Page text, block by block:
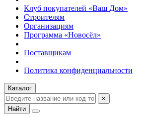
Клуб покупателей «Ваш Дом»
Строителям
Организациям
Программа «Новосёл»
Поставщикам
Политика конфиденциальности
Каталог
×
Найти